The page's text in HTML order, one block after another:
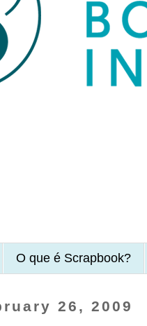
O que é Scrapbook?
26, 2009